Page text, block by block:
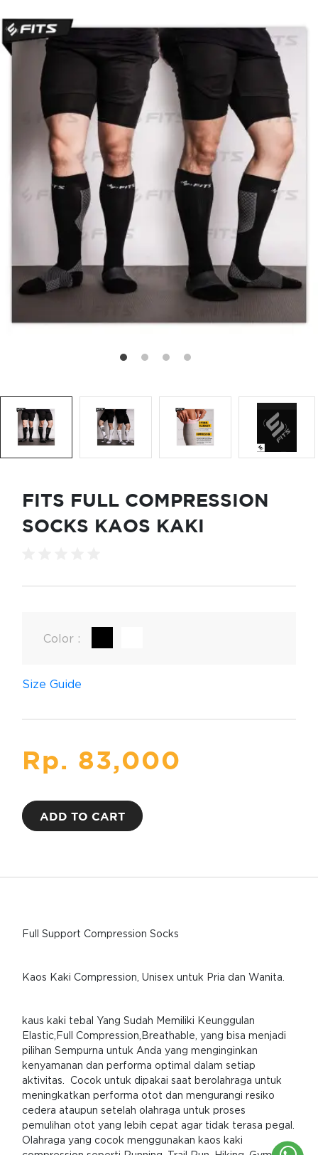
FITS FULL COMPRESSION
SOCKS KAOS KAKI
Color :
Size Guide
Rp. 83,000
ADD TO CART
Full Support Compression Socks
Kaos Kaki Compression, Unisex untuk Pria dan Wanita.
kaus kaki tebal Yang Sudah Memiliki Keunggulan
Elastic,Full Compression,Breathable, yang bisa menjadi
pilihan Sempurna untuk Anda yang menginginkan
kenyamanan dan performa optimal dalam setiap
aktivitas. Cocok untuk dipakai saat berolahraga untuk
meningkatkan performa otot dan mengurangi resiko
cedera ataupun setelah olahraga untuk proses
pemulihan otot yang lebih cepat agar tidak terasa pegal.
Olahraga yang cocok menggunakan kaos kaki